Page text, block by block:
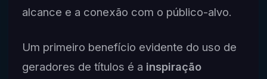
alcance e a conexão com o público-alvo.
Um primeiro benefício evidente do uso de
geradores de títulos é a inspiração